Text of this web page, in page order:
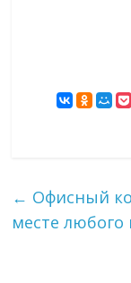
← Офисный
месте любого